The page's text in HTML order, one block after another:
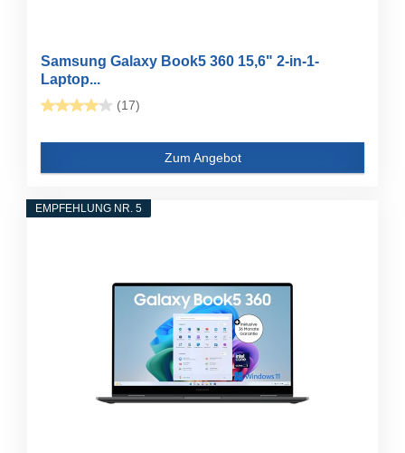
Samsung Galaxy Book5 360 15,6" 2-in-1-
Laptop...
(17)
Zum Angebot
EMPFEHLUNG NR. 5